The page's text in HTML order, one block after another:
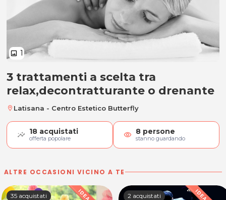
image 1
3 trattamenti a scelta tra
3 trattamenti a scelta tra
relax,decontratturante o drenante
location_on Latisana - Centro Estetico Butterfly
18 acquistati
offerta popolare visibility 8 persone
stanno guardando
ALTRE OCCASIONI VICINO A TE
35 acquistati 2 acquistati